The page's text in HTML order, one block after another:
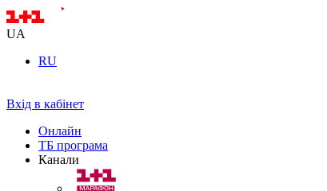
UA
RU
Вхід в кабінет
Онлайн
ТБ програма
Канали